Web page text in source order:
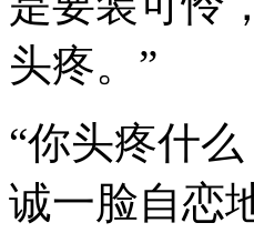
头疼。”
“你头疼什
诚一脸自恋